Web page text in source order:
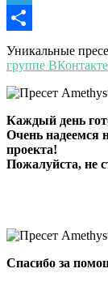
Telegram
Отправить
Уникальные
группе ВКонтакте
Каждый день
Очень надеемся
проекта!
Пожалуйста, не
Спасибо за